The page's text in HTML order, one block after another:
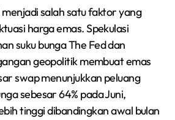
salah satu faktor yang
harga emas. Spekulasi
suku bunga The Fed dan
geopolitik membuat emas
swap menunjukkan peluang
sebesar 64% pada Juni,
tinggi dibandingkan awal bulan